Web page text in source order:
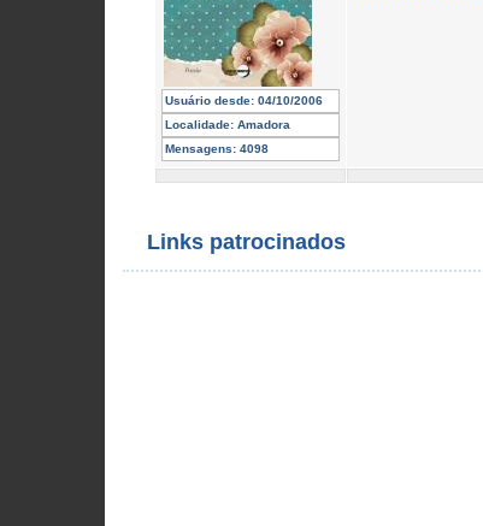
Usuário desde: 04/10/2006
Localidade: Amadora
Mensagens: 4098
Links patrocinados